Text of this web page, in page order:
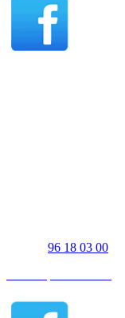
96 18 03 00